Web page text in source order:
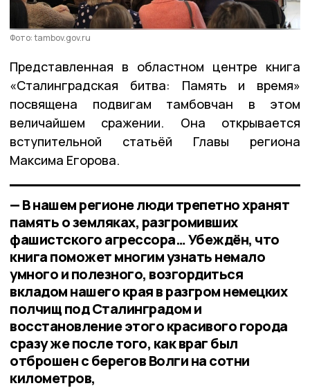
Фото: tambov.gov.ru
Представленная в областном центре книга
«Сталинградская битва: Память и время»
посвящена подвигам тамбовчан в этом
величайшем сражении. Она открывается
вступительной статьёй Главы региона
Максима Егорова.
— В нашем регионе люди трепетно хранят
память о земляках, разгромивших
фашистского агрессора… Убеждён, что
книга поможет многим узнать немало
умного и полезного, возгордиться
вкладом нашего края в разгром немецких
полчищ под Сталинградом и
восстановление этого красивого города
сразу же после того, как враг был
отброшен с берегов Волги на сотни
километров,